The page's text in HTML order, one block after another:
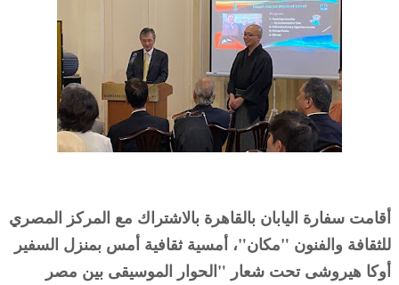
أقامت سفارة اليابان بالقاهرة بالاشتراك مع المركز المصري
للثقافة والفنون "مكان"، أمسية ثقافية أمس بمنزل السفير
أوكا هيروشى تحت شعار "الحوار الموسيقى بين مصر